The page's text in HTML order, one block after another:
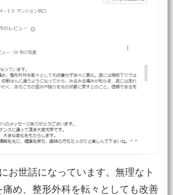
お世話になっています。無理なト
痛め、整形外科を転々としても改善